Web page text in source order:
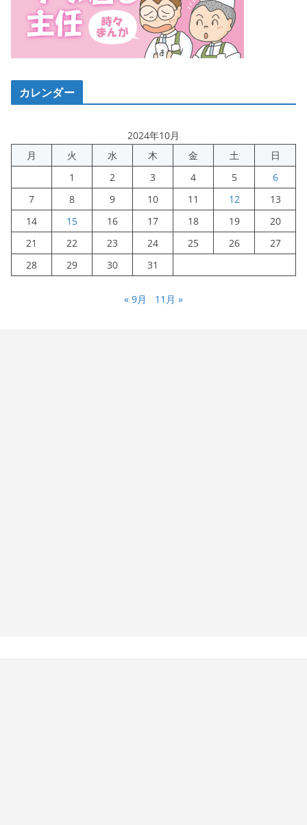
カレンダー
2024年10月
月
火 水 木 金 土
日
1
2 3 4 5
6
7
8 9 10 11 12
13
14
15 16 17 18 19
20
21
22 23 24 25 26
27
28
29 30 31
« 9月 11月 »